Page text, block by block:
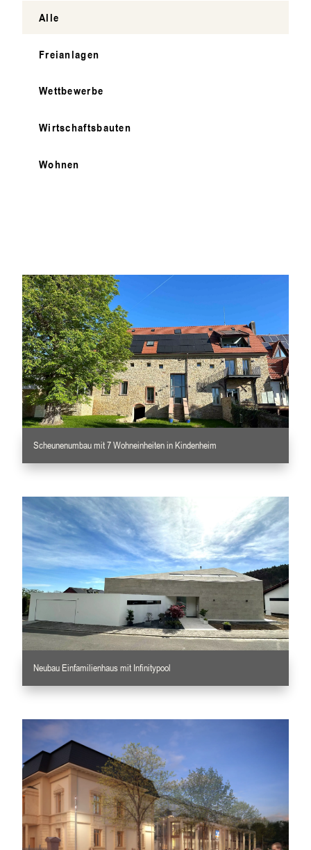
Alle
Freianlagen
Wettbewerbe
Wirtschaftsbauten
Wohnen
Scheunenumbau mit 7 Wohneinheiten in Kindenheim
Neubau Einfamilienhaus mit Infinitypool